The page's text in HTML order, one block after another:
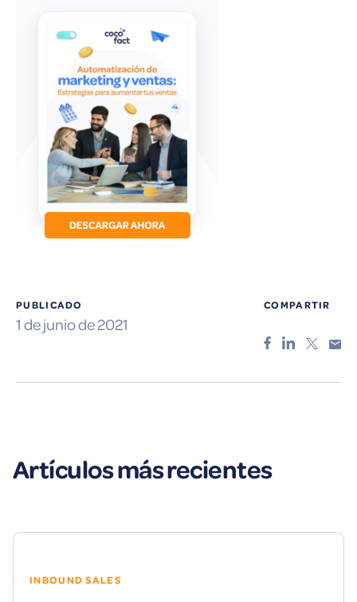
PUBLICADO
1 de junio de 2021
COMPARTIR
Artículos más recientes
INBOUND SALES